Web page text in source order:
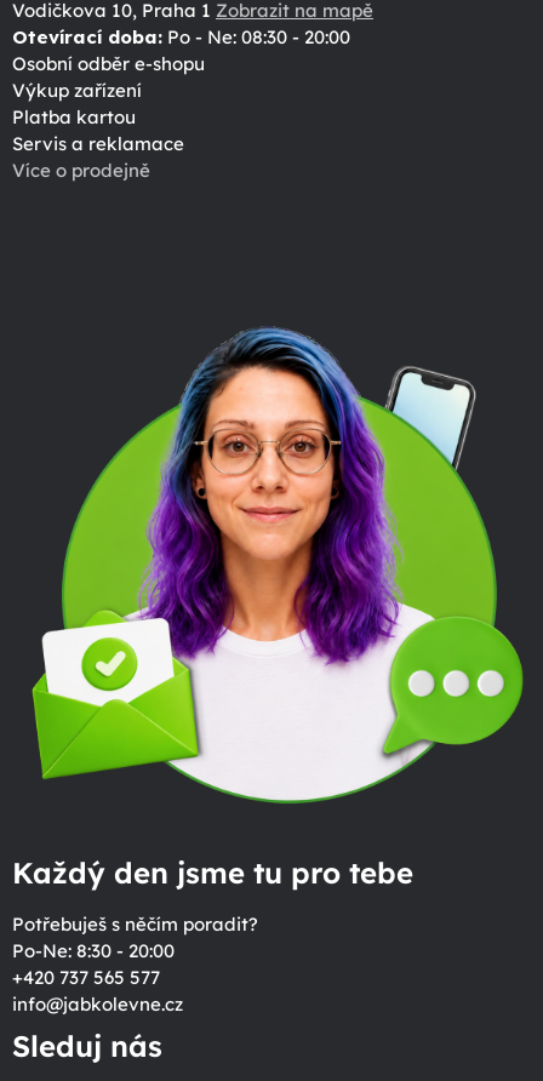
Vodičkova 10, Praha 1 Zobrazit na mapě
Otevírací doba: Po - Ne: 08:30 - 20:00
Osobní odběr e-shopu
Výkup zařízení
Platba kartou
Servis a reklamace
Více o prodejně
Každý den jsme tu pro tebe
Potřebuješ s něčím poradit?
Po-Ne: 8:30 - 20:00
+420 737 565 577
info@jabkolevne.cz
Sleduj nás